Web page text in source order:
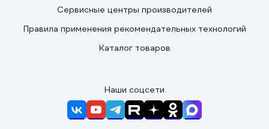
Сервисные центры производителей
Правила применения рекомендательных технологий
Каталог товаров
Наши соцсети